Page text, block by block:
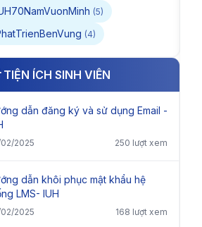
(5)
(4)
TIỆN ÍCH SINH VIÊN
dẫn đăng ký và sử dụng Email -
2025 250 lượt xem
dẫn khôi phục mật khẩu hệ
LMS- IUH
2025 168 lượt xem